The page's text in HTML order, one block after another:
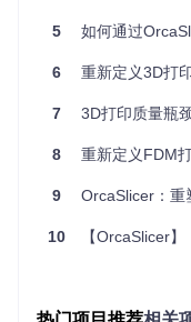
软件提供精细化的速
打印到悬垂结构，每
值，实现打印质量与
OrcaSlicer加速度控
度参数配置，支持从
3. 智能流量补偿机制
通过实时流量监测与
5 如何通过OrcaSlicer实
6 重新定义3D打印体
7 3D打印质量瓶颈
8 重新定义FDM打印
9 OrcaSlicer：重塑
10 【OrcaSlicer】：